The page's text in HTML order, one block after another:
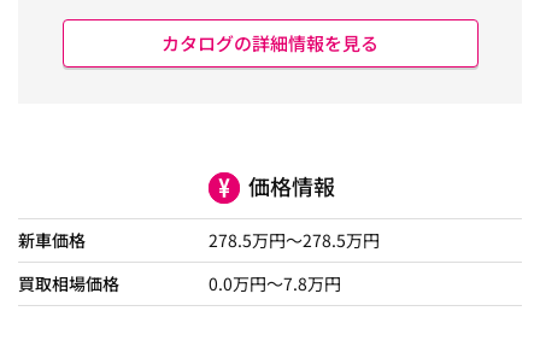
カタログの詳細情報を見る
価格情報
新車価格 278.5万円～278.5万円
買取相場価格
0.0万円〜7.8万円